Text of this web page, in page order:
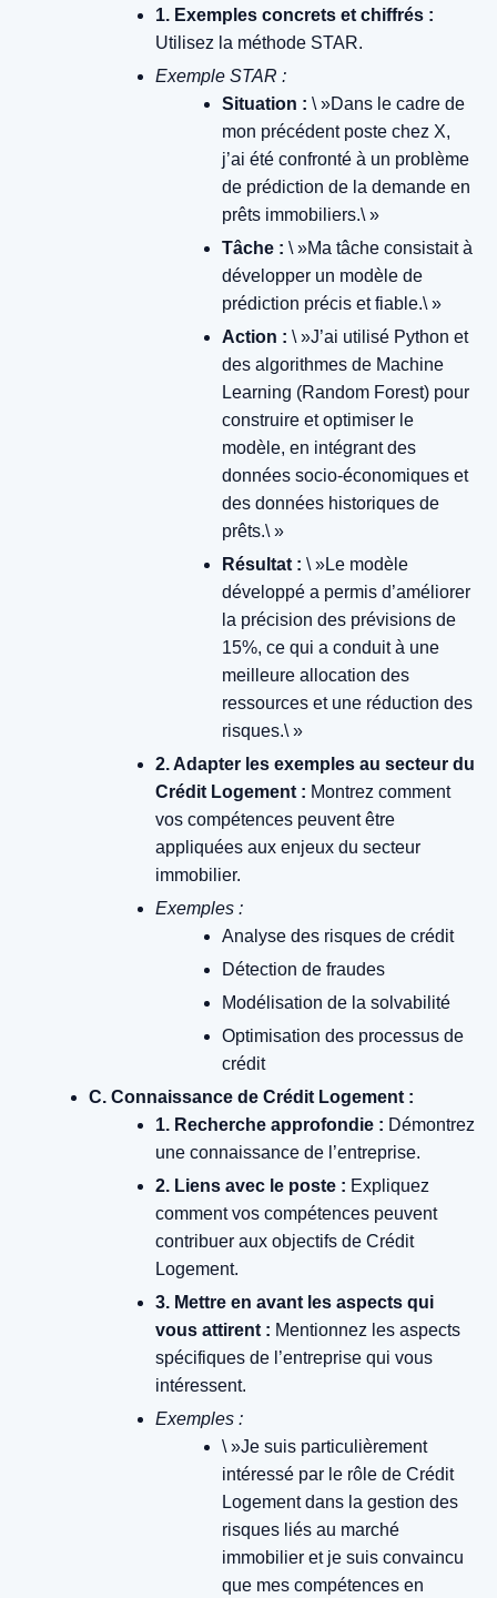
1. Exemples concrets et chiffrés :
Utilisez la méthode STAR.
Exemple STAR :
Situation : \ »Dans le cadre de
mon précédent poste chez X,
j’ai été confronté à un problème
de prédiction de la demande en
prêts immobiliers.\ »
Tâche : \ »Ma tâche consistait à
développer un modèle de
prédiction précis et fiable.\ »
Action : \ »J’ai utilisé Python et
des algorithmes de Machine
Learning (Random Forest) pour
construire et optimiser le
modèle, en intégrant des
données socio-économiques et
des données historiques de
prêts.\ »
Résultat : \ »Le modèle
développé a permis d’améliorer
la précision des prévisions de
15%, ce qui a conduit à une
meilleure allocation des
ressources et une réduction des
risques.\ »
2. Adapter les exemples au secteur du
Crédit Logement : Montrez comment
vos compétences peuvent être
appliquées aux enjeux du secteur
immobilier.
Exemples :
Analyse des risques de crédit
Détection de fraudes
Modélisation de la solvabilité
Optimisation des processus de
crédit
C. Connaissance de Crédit Logement :
1. Recherche approfondie : Démontrez
une connaissance de l’entreprise.
2. Liens avec le poste : Expliquez
comment vos compétences peuvent
contribuer aux objectifs de Crédit
Logement.
3. Mettre en avant les aspects qui
vous attirent : Mentionnez les aspects
spécifiques de l’entreprise qui vous
intéressent.
Exemples :
\ »Je suis particulièrement
intéressé par le rôle de Crédit
Logement dans la gestion des
risques liés au marché
immobilier et je suis convaincu
que mes compétences en